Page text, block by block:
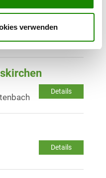
verwenden
e.V.
Details
Details